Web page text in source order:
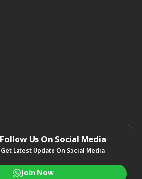
Follow Us On Social Media
Get Latest Update On Social Media
Join Now